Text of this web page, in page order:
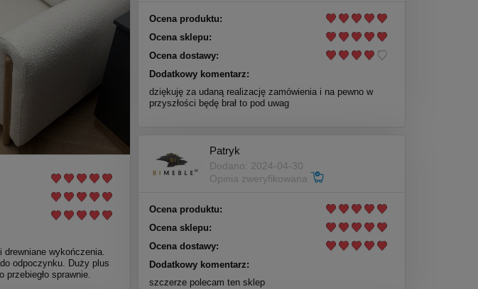
wykończenia.
odpoczynku. Duży plus
sprawnie.
Ocena produktu:
Ocena sklepu:
Ocena dostawy:
Dodatkowy komentarz:
dziękuję za udaną realizację zamówienia i na pewno w
przyszłości będę brał to pod uwag
Patryk
Dodano: 2024-04-30
Opinia zweryfikowana
Ocena produktu:
Ocena sklepu:
Ocena dostawy:
Dodatkowy komentarz:
szczerze polecam ten sklep